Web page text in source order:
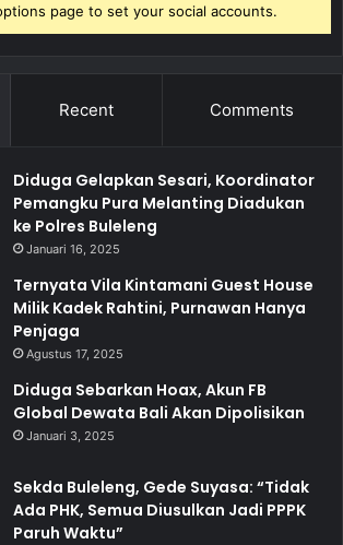
page to set your social accounts.
Recent Comments
Diduga Gelapkan Sesari, Koordinator
Pemangku Pura Melanting Diadukan
ke Polres Buleleng
Januari 16, 2025
Ternyata Vila Kintamani Guest House
Milik Kadek Rahtini, Purnawan Hanya
Penjaga
Agustus 17, 2025
Diduga Sebarkan Hoax, Akun FB
Global Dewata Bali Akan Dipolisikan
Januari 3, 2025
Sekda Buleleng, Gede Suyasa: “Tidak
Ada PHK, Semua Diusulkan Jadi PPPK
Paruh Waktu”